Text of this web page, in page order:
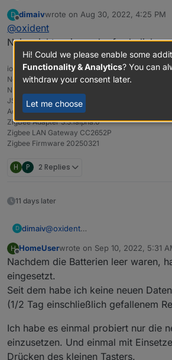
Sendeintervall:
Alte Firmware : 15 Minuten (kann
ändern)
Neu Firmware: über Zigbee
@dimaiv said in[Verkaufe] Zigbee
Anlernen:
Erst Pairing auf dem
Batterie einlegen. Pairing
Wenn angelernt ist, ein Mal
betätigen.
Ist dieses Bestätigen nach dem
Habe ich nicht gemacht (weil
und die Sensoren sind trotzdem
gefunden worden.
D
Offline
dimaivwrote on Aug 30, 2022, 4:25 PM
last edited by
@oxident
Nein, nicht zwingend erforderlich.
ioBroker- NUC8i3 / Proxmox / VM
Node.js v22.21.0
NPM v10.9.4
JS controller 7.1.0
Admin 7.7.20
ZigBee Adapter 3.3.1alpha.0
Zigbee LAN Gateway CC2652P
Zigbee Firmware 20250321
H P 2 Replies
11 days later
D dimaiv@oxident
H
Offline
HomeUserwrote on Sep 10, 2022, 5:31
last edited by
Nachdem die Batterien leer waren,
eingesetzt.
Seit dem habe ich keine neuen
(1/2 Tag einschließlich gefallenem
Ich habe es einmal probiert nur die
einzusetzen. Und einmal mit
Drücken des kleinen Tasters.
Hi! Could we please enable some
Functionality & Analytics? You can
withdraw your consent later.
Let me choose